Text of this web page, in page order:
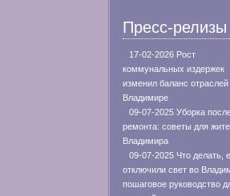
Пресс-релизы
17-02-2026 Рост
коммунальных издержек
изменил баланс отраслей
Владимире
09-07-2025 Уборка
ремонта: советы для
Владимира
09-07-2025 Что делать,
отключили свет во
пошаговое руководство